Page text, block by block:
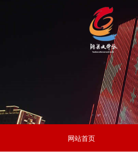
网站首页